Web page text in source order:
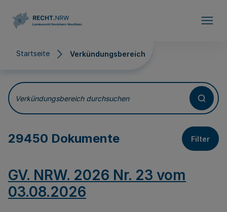
Startseite Verkündungsbereich
Verkündungsbereich
Verkündungsbereich durchsuchen
29450 Dokumente Filter
GV. NRW. 2026 Nr. 23 vom
03.08.2026